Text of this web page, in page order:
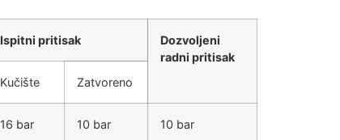
Ispitni pritisak
Dozvoljeni
radni pritisak
Kučište
Zatvoreno
16 bar 10 bar 10 bar